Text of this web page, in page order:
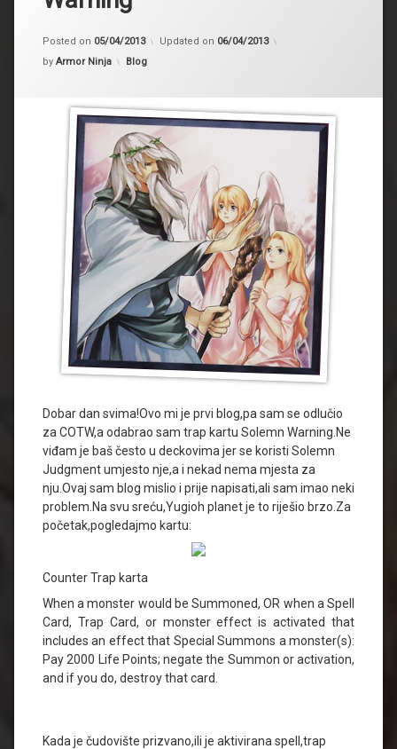
Posted on 05/04/2013 Updated on 06/04/2013
by Armor Ninja Kategorije:
Blog
Dobar dan svima!Ovo mi je prvi blog,pa sam se odlučio
za COTW,a odabrao sam trap kartu Solemn Warning.Ne
viđam je baš često u deckovima jer se koristi Solemn
Judgment umjesto nje,a i nekad nema mjesta za
nju.Ovaj sam blog mislio i prije napisati,ali sam imao neki
problem.Na svu sreću,Yugioh planet je to riješio brzo.Za
početak,pogledajmo kartu:
Counter Trap karta
When a monster would be Summoned, OR when a Spell
Card, Trap Card, or monster effect is activated that
includes an effect that Special Summons a monster(s):
Pay 2000 Life Points; negate the Summon or activation,
and if you do, destroy that card.
Kada je čudovište prizvano,ili je aktivirana spell,trap